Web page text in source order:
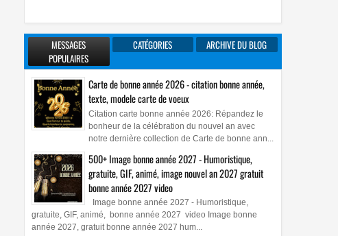
MESSAGES
POPULAIRES
CATÉGORIES ARCHIVE DU BLOG
Carte de bonne année 2026 - citation bonne année,
texte, modele carte de voeux
Citation carte bonne année 2026: Répandez le
bonheur de la célébration du nouvel an avec
notre dernière collection de Carte de bonne ann...
500+ Image bonne année 2027 - Humoristique,
gratuite, GIF, animé, image nouvel an 2027 gratuit
bonne année 2027 video
Image bonne année 2027 - Humoristique,
gratuite, GIF, animé, bonne année 2027 video Image bonne
année 2027, gratuit bonne année 2027 hum...